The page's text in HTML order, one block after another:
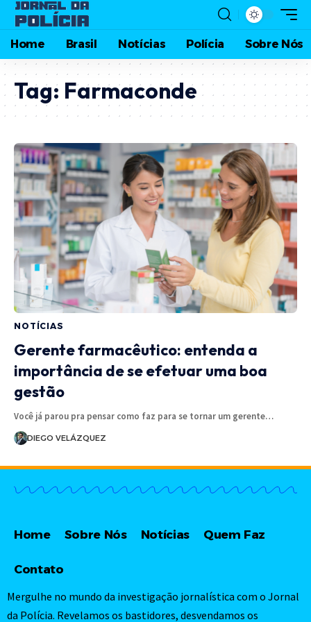
Home Brasil Notícias Polícia Sobre Nós
Tag: Farmaconde
NOTÍCIAS
Gerente farmacêutico: entenda a
importância de se efetuar uma boa
gestão
Você já parou pra pensar como faz para se tornar um gerente…
DIEGO VELÁZQUEZ
Home Sobre Nós Notícias Quem Faz
Contato
Mergulhe no mundo da investigação jornalística com o Jornal
da Polícia. Revelamos os bastidores, desvendamos os